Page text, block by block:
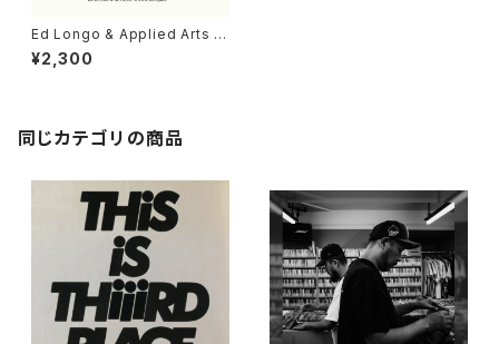
Ed Longo & Applied Arts E
nsemble - The Other Fant
asy "12 EP"
¥2,300
同じカテゴリの商品